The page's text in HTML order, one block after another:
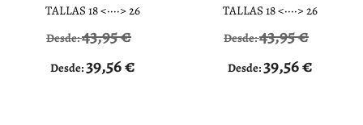
TALLAS 18 <····> 26
Desde:43,95€
Desde:39,56€
TALLAS 18 <····> 26
Desde:43,95€
Desde:39,56€